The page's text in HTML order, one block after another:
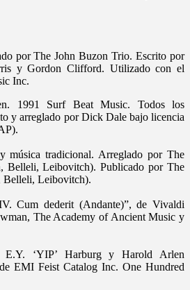
por The John Buzon Trio. Escrito por
y Gordon Clifford. Utilizado con el
Inc.
1991 Surf Beat Music. Todos los
y arreglado por Dick Dale bajo licencia
música tradicional. Arreglado por The
Belleli, Leibovitch). Publicado por The
Belleli, Leibovitch).
Cum dederit (Andante)”, de Vivaldi
The Academy of Ancient Music y
‘YIP’ Harburg y Harold Arlen
EMI Feist Catalog Inc. One Hundred